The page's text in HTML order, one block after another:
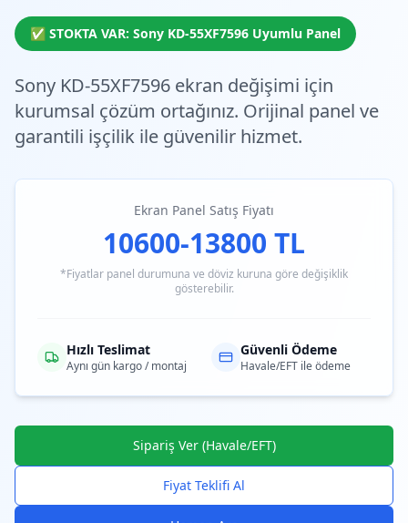
✅ STOKTA VAR: Sony KD-55XF7596 Uyumlu Panel
Sony KD-55XF7596 ekran değişimi için
kurumsal çözüm ortağınız. Orijinal panel ve
garantili işçilik ile güvenilir hizmet.
Ekran Panel Satış Fiyatı
10600-13800 TL
*Fiyatlar panel durumuna ve döviz kuruna göre değişiklik
gösterebilir.
Hızlı Teslimat
Aynı gün kargo / montaj
Güvenli Ödeme
Havale/EFT ile ödeme
Sipariş Ver (Havale/EFT)
Fiyat Teklifi Al